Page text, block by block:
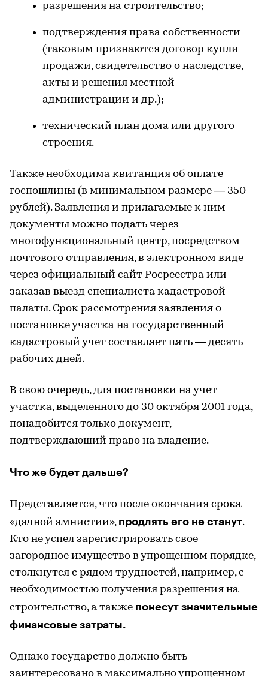
разрешения на строительство;
подтверждения права собственности
(таковым признаются договор купли-
продажи, свидетельство о наследстве,
акты и решения местной
администрации и др.);
технический план дома или другого
строения.
Также необходима квитанция об оплате
госпошлины (в минимальном размере — 350
рублей). Заявления и прилагаемые к ним
документы можно подать через
многофункциональный центр, посредством
почтового отправления, в электронном виде
через официальный сайт Росреестра или
заказав выезд специалиста кадастровой
палаты. Срок рассмотрения заявления о
постановке участка на государственный
кадастровый учет составляет пять — десять
рабочих дней.
В свою очередь, для постановки на учет
участка, выделенного до 30 октября 2001 года,
понадобится только документ,
подтверждающий право на владение.
Что же будет дальше?
Представляется, что после окончания срока
«дачной амнистии», продлять его не станут.
Кто не успел зарегистрировать свое
загородное имущество в упрощенном порядке,
столкнутся с рядом трудностей, например, с
необходимостью получения разрешения на
строительство, а также понесут значительные
финансовые затраты.
Однако государство должно быть
заинтересовано в максимально упрощенном